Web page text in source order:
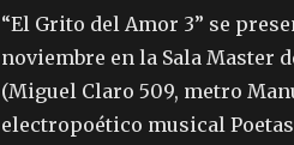
“El Grito del Amor 3” se
noviembre en la Sala Master
(Miguel Claro 509, metro
electropoético musical